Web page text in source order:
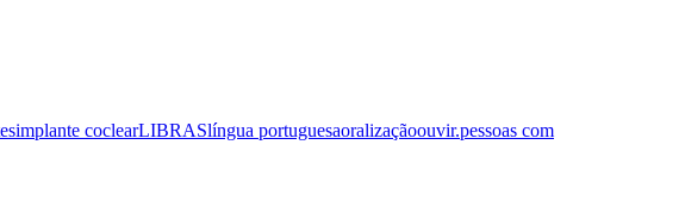
implante coclearLIBRASlíngua portuguesaoralizaçãoouvir.pessoas com